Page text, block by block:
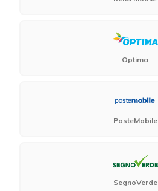
Optima
PosteMobile
SegnoVerde